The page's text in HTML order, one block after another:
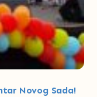
Novog Sada!